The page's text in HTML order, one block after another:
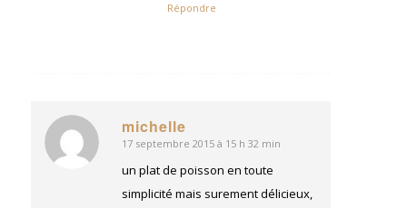
Répondre
michelle
dit
:
17 septembre 2015 à 15 h 32 min
un plat de poisson en toute
simplicité mais surement délicieux,